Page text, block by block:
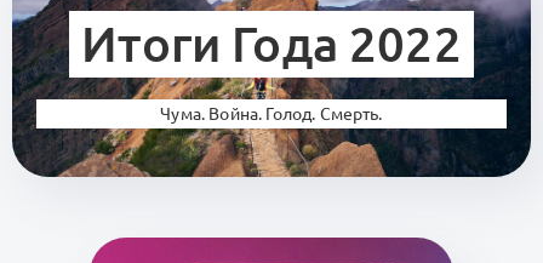
Итоги Года 2022
Чума. Война. Голод. Смерть.